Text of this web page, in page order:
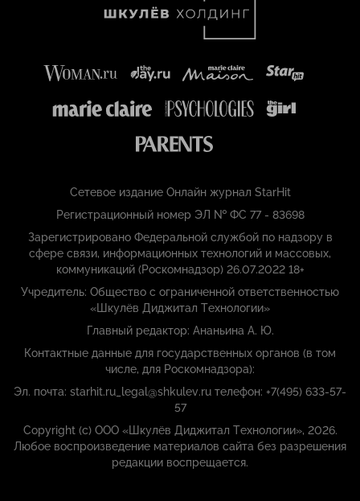
Сетевое издание Онлайн журнал StarHit
Регистрационный номер ЭЛ № ФС 77 - 83698
Зарегистрировано Федеральной службой по надзору в
сфере связи, информационных технологий и массовых,
коммуникаций (Роскомнадзор) 26.07.2022 18+
Учредитель: Общество с ограниченной ответственностью
«Шкулёв Диджитал Технологии»
Главный редактор: Ананьина А. Ю.
Контактные данные для государственных органов (в том
числе, для Роскомнадзора):
Эл. почта: starhit.ru_legal@shkulev.ru телефон: +7(495) 633-57-
57
Copyright (с) ООО «Шкулёв Диджитал Технологии», 2026.
Любое воспроизведение материалов сайта без разрешения
редакции воспрещается.